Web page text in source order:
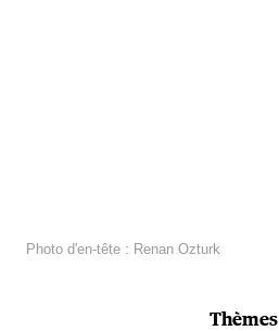
Photo d'en-tête : Renan Ozturk
Thèmes